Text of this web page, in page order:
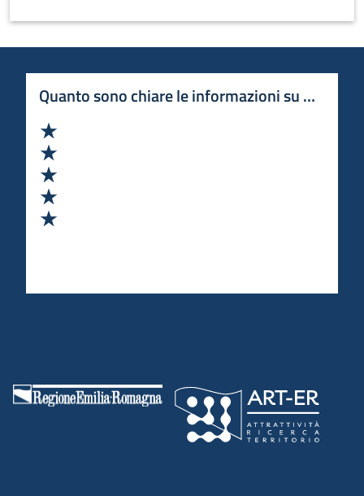
Quanto sono chiare le informazioni su questa